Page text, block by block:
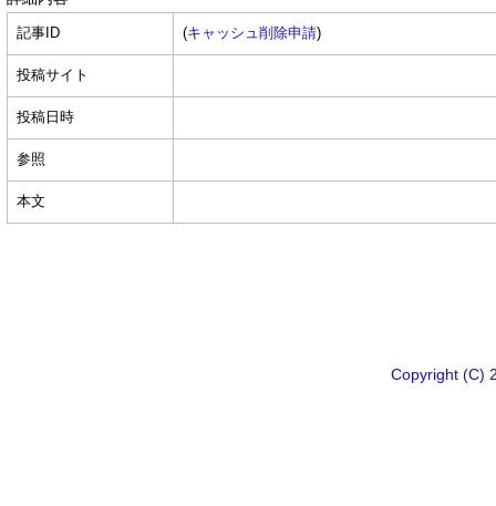
記事ID (キャッシュ削除申請)
投稿サイト
投稿日時
参照
本文
Copyright (C)